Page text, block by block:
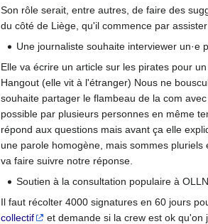
Son rôle serait, entre autres, de faire des
du côté de Liège, qu'il commence par
Une journaliste souhaite interviewer
Elle va écrire un article sur les pirates pour
Hangout (elle vit à l'étranger) Nous ne
souhaite partager le flambeau de la com
possible par plusieurs personnes en même
répond aux questions mais avant ça elle
une parole homogène, mais sommes
va faire suivre notre réponse.
Soutien à la consultation populaire à
Il faut récolter 4000 signatures en 60 jours
collectif
et demande si la crew est ok qu'on